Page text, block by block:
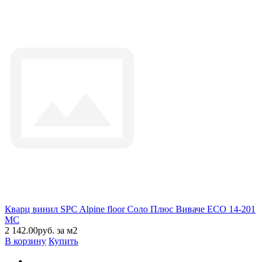
Кварц винил SPC Alpine floor Соло Плюс Виваче ЕСО 14-201
MC
2 142.00руб. за м2
В корзину Купить